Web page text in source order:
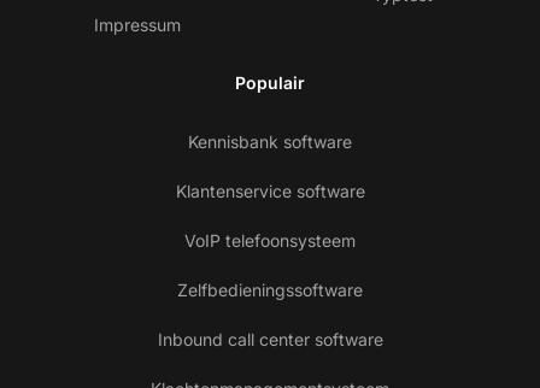
Impressum
Populair
Kennisbank software
Klantenservice software
VoIP telefoonsysteem
Zelfbedieningssoftware
Inbound call center software